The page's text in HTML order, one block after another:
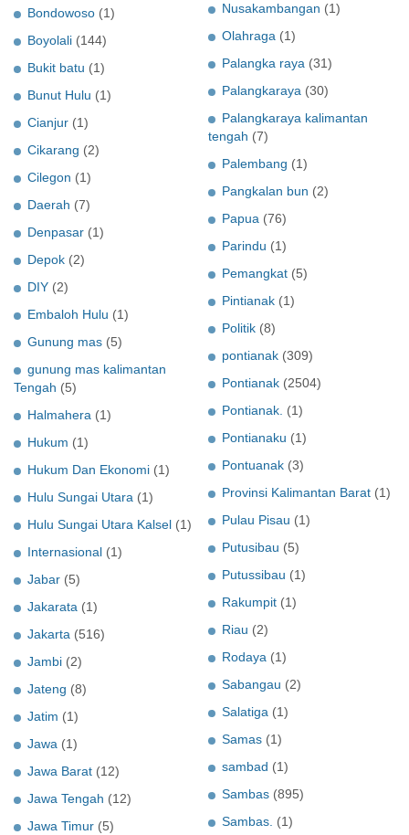
Bondowoso (1)
Boyolali (144)
Bukit batu (1)
Bunut Hulu (1)
Cianjur (1)
Cikarang (2)
Cilegon (1)
Daerah (7)
Denpasar (1)
Depok (2)
DIY (2)
Embaloh Hulu (1)
Gunung mas (5)
gunung mas kalimantan
Tengah (5)
Halmahera (1)
Hukum (1)
Hukum Dan Ekonomi (1)
Hulu Sungai Utara (1)
Hulu Sungai Utara Kalsel (1)
Internasional (1)
Jabar (5)
Jakarata (1)
Jakarta (516)
Jambi (2)
Jateng (8)
Jatim (1)
Jawa (1)
Jawa Barat (12)
Jawa Tengah (12)
Jawa Timur (5)
Nusakambangan (1)
Olahraga (1)
Palangka raya (31)
Palangkaraya (30)
Palangkaraya kalimantan
tengah (7)
Palembang (1)
Pangkalan bun (2)
Papua (76)
Parindu (1)
Pemangkat (5)
Pintianak (1)
Politik (8)
pontianak (309)
Pontianak (2504)
Pontianak. (1)
Pontianaku (1)
Pontuanak (3)
Provinsi Kalimantan Barat (1)
Pulau Pisau (1)
Putusibau (5)
Putussibau (1)
Rakumpit (1)
Riau (2)
Rodaya (1)
Sabangau (2)
Salatiga (1)
Samas (1)
sambad (1)
Sambas (895)
Sambas. (1)